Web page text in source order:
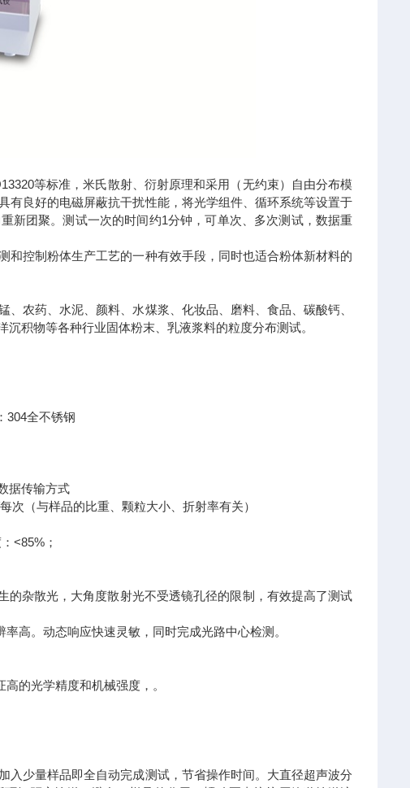
等标准，米氏散射、衍射原理和采用（无约束）自由分布模
良好的电磁屏蔽抗干扰性能，将光学组件、循环系统等设置于
新团聚。测试一次的时间约1分钟，可单次、多次测试，数据重
控制粉体生产工艺的一种有效手段，同时也适合粉体新材料的
农药、水泥、颜料、水煤浆、化妆品、磨料、食品、碳酸钙、
积物等各种行业固体粉末、乳液浆料的粒度分布测试。
304全不锈钢
据传输方式
次（与样品的比重、颗粒大小、折射率有关）
<85%；
杂散光，大角度散射光不受透镜孔径的限制，有效提高了测试
高。动态响应快速灵敏，同时完成光路中心检测。
的光学精度和机械强度，。
少量样品即全自动完成测试，节省操作时间。大直径超声波分